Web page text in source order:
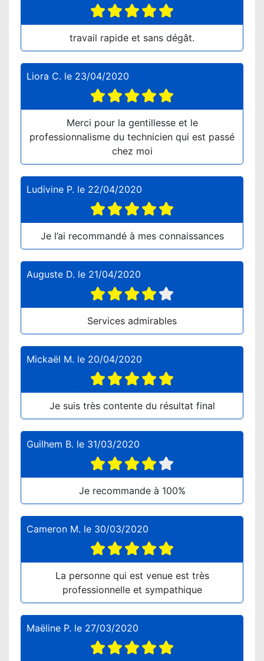
travail rapide et sans dégât.
Liora C. le 23/04/2020
Merci pour la gentillesse et le
professionnalisme du technicien qui est passé
chez moi
Ludivine P. le 22/04/2020
Je l’ai recommandé à mes connaissances
Auguste D. le 21/04/2020
Services admirables
Mickaël M. le 20/04/2020
Je suis très contente du résultat final
Guilhem B. le 31/03/2020
Je recommande à 100%
Cameron M. le 30/03/2020
La personne qui est venue est très
professionnelle et sympathique
Maëline P. le 27/03/2020